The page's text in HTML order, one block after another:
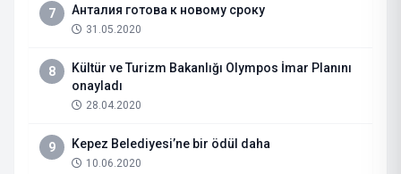
7 Анталия готова к новому сроку
31.05.2020
8
Kültür ve Turizm Bakanlığı Olympos İmar Planını
onayladı
28.04.2020
9 Kepez Belediyesi’ne bir ödül daha
10.06.2020